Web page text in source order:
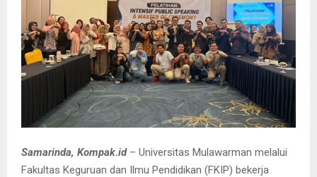
Samarinda, Kompak.id– Universitas Mulawarman melalui
Fakultas Keguruan dan Ilmu Pendidikan (FKIP) bekerja